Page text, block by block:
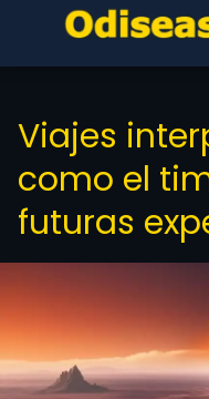
Viajes
como el
futuras